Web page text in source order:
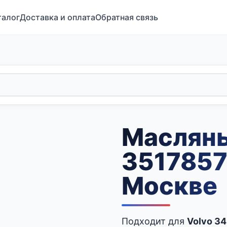
Доставка и оплатаОбратная связь
Москве
Подходит для Volvo